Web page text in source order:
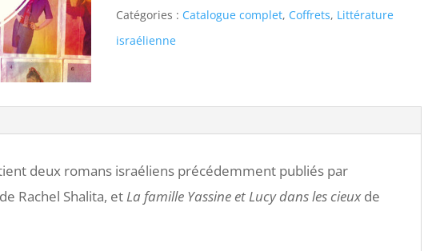
côté
femmes
Catégories : Catalogue complet, Coffrets, Littérature
israélienne
deux romans israéliens précédemment publiés par
de Rachel Shalita, etLa famille Yassine et Lucy dans les cieuxde